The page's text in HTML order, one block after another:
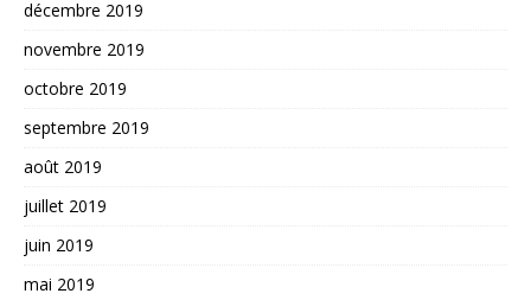
décembre 2019
novembre 2019
octobre 2019
septembre 2019
août 2019
juillet 2019
juin 2019
mai 2019